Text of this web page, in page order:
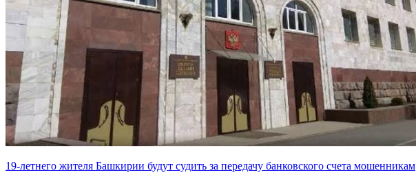
19-летнего жителя Башкирии будут судить за передачу банковского счета мошенникам